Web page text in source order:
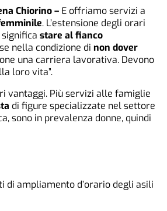
Chiorino – E offriamo servizi a
. L’estensione degli orari
stare al fianco
nella condizione di non dover
una carriera lavorativa. Devono
loro vita”.
vantaggi. Più servizi alle famiglie
di figure specializzate nel settore
sono in prevalenza donne, quindi
di ampliamento d’orario degli asili